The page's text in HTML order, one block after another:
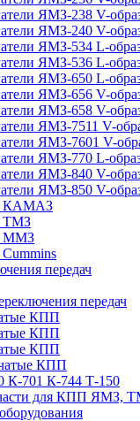
ЯМЗ-238 V-
ЯМЗ-240 V-
ЯМЗ-534 L-
ЯМЗ-536 L-
ЯМЗ-650 L-
ЯМЗ-656 V-
ЯМЗ-658 V-
ЯМЗ-7511 V-
ЯМЗ-7601 V-
ЯМЗ-770 L-
ЯМЗ-840 V-
ЯМЗ-850 V-
КАМАЗ
ТМЗ
ММЗ
передач
передач
КПП
КПП
КПП
КПП
701 К-744 Т-150
для КПП ЯМЗ,